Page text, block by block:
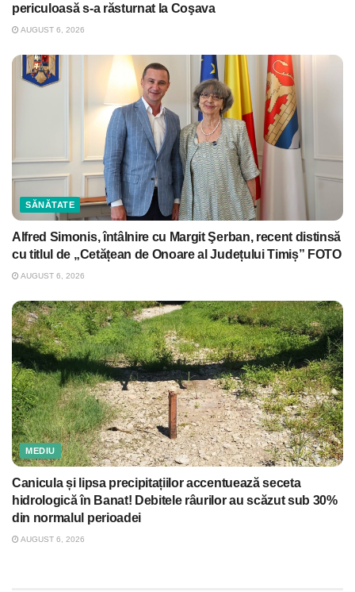
periculoasă s-a răsturnat la Coşava
AUGUST 6, 2026
SĂNĂTATE
Alfred Simonis, întâlnire cu Margit Şerban, recent distinsă
cu titlul de „Cetățean de Onoare al Județului Timiș” FOTO
AUGUST 6, 2026
MEDIU
Canicula și lipsa precipitațiilor accentuează seceta
hidrologică în Banat! Debitele râurilor au scăzut sub 30%
din normalul perioadei
AUGUST 6, 2026